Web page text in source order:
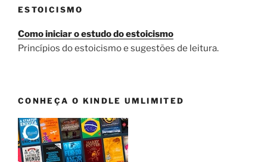
ESTOICISMO
Como iniciar o estudo do estoicismo
Princípios do estoicismo e sugestões de leitura.
CONHEÇA O KINDLE UMLIMITED